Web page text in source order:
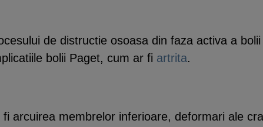
de distructie osoasa din faza activa a
bolii Paget, cum ar fi artrita.
arcuirea membrelor inferioare, deformari ale